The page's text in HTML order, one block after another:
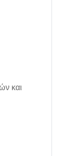
και